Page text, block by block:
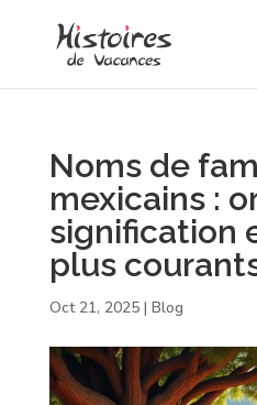
Noms de
mexicains :
signification
plus
Oct 21, 2025| Blog